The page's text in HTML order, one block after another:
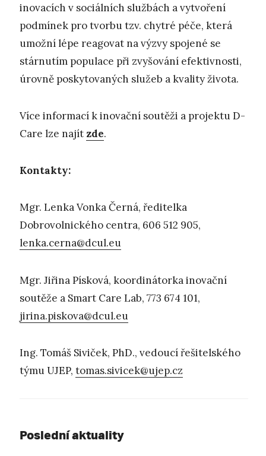
inovacích v sociálních službách a vytvoření
podmínek pro tvorbu tzv. chytré péče, která
umožní lépe reagovat na výzvy spojené se
stárnutím populace při zvyšování efektivnosti,
úrovně poskytovaných služeb a kvality života.
Více informací k inovační soutěži a projektu D-
Care lze najít zde.
Kontakty:
Mgr. Lenka Vonka Černá, ředitelka
Dobrovolnického centra, 606 512 905,
lenka.cerna@dcul.eu
Mgr. Jiřina Písková, koordinátorka inovační
soutěže a Smart Care Lab, 773 674 101,
jirina.piskova@dcul.eu
Ing. Tomáš Siviček, PhD., vedoucí řešitelského
týmu UJEP, tomas.sivicek@ujep.cz
Poslední aktuality